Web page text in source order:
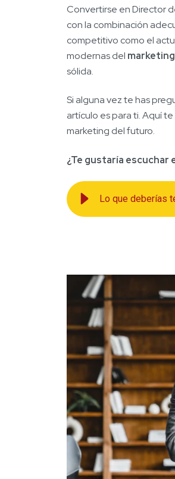
Convertirse en Director
con la combinación
competitivo como el
modernas del marketing
sólida.
Si alguna vez te has
artículo es para ti. Aquí
marketing del futuro.
¿Te gustaría escuchar
Lo que deberías